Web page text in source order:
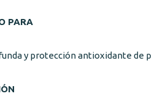
PARA
y protección antioxidante de